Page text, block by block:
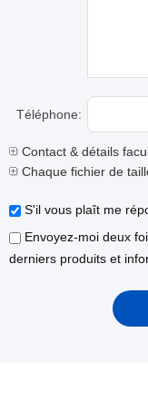
Téléphone:
Contact & détails
Chaque fichier de
S'il vous plaît me
Envoyez-moi deux
derniers produits et